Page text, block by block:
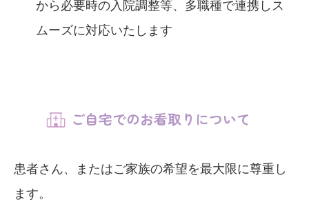
から必要時の入院調整等、多職種で連携しス
ムーズに対応いたします
ご自宅でのお看取りについて
患者さん、またはご家族の希望を最大限に尊重し
ます。